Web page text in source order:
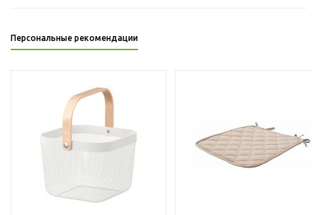
Персональные рекомендации